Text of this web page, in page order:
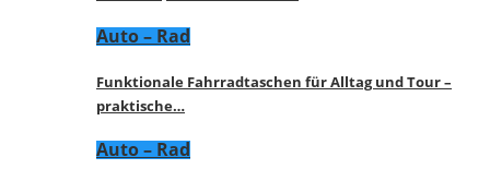
Auto – Rad
Funktionale Fahrradtaschen für Alltag und Tour –
praktische…
Auto – Rad